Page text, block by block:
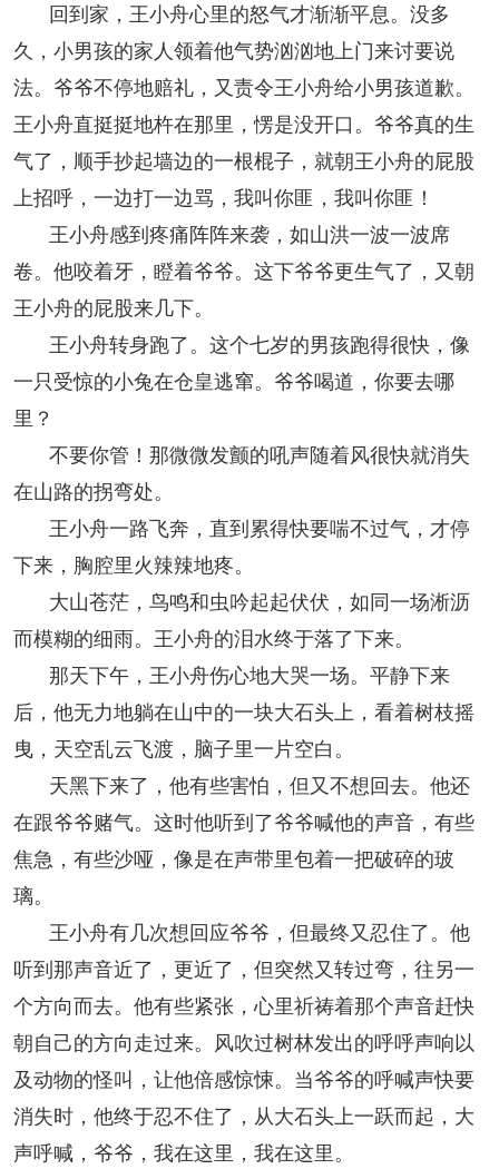
回到家，王小舟心里的怒气才渐渐平息。没多
久，小男孩的家人领着他气势汹汹地上门来讨要说
法。爷爷不停地赔礼，又责令王小舟给小男孩道歉。
王小舟直挺挺地杵在那里，愣是没开口。爷爷真的生
气了，顺手抄起墙边的一根棍子，就朝王小舟的屁股
上招呼，一边打一边骂，我叫你匪，我叫你匪！
王小舟感到疼痛阵阵来袭，如山洪一波一波席
卷。他咬着牙，瞪着爷爷。这下爷爷更生气了，又朝
王小舟的屁股来几下。
王小舟转身跑了。这个七岁的男孩跑得很快，像
一只受惊的小兔在仓皇逃窜。爷爷喝道，你要去哪
里？
不要你管！那微微发颤的吼声随着风很快就消失
在山路的拐弯处。
王小舟一路飞奔，直到累得快要喘不过气，才停
下来，胸腔里火辣辣地疼。
大山苍茫，鸟鸣和虫吟起起伏伏，如同一场淅沥
而模糊的细雨。王小舟的泪水终于落了下来。
那天下午，王小舟伤心地大哭一场。平静下来
后，他无力地躺在山中的一块大石头上，看着树枝摇
曳，天空乱云飞渡，脑子里一片空白。
天黑下来了，他有些害怕，但又不想回去。他还
在跟爷爷赌气。这时他听到了爷爷喊他的声音，有些
焦急，有些沙哑，像是在声带里包着一把破碎的玻
璃。
王小舟有几次想回应爷爷，但最终又忍住了。他
听到那声音近了，更近了，但突然又转过弯，往另一
个方向而去。他有些紧张，心里祈祷着那个声音赶快
朝自己的方向走过来。风吹过树林发出的呼呼声响以
及动物的怪叫，让他倍感惊悚。当爷爷的呼喊声快要
消失时，他终于忍不住了，从大石头上一跃而起，大
声呼喊，爷爷，我在这里，我在这里。